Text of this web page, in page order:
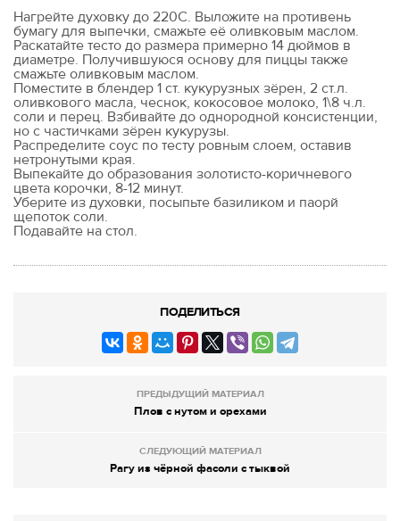
Нагрейте духовку до 220С. Выложите на противень
бумагу для выпечки, смажьте её оливковым маслом.
Раскатайте тесто до размера примерно 14 дюймов в
диаметре. Получившуюся основу для пиццы также
смажьте оливковым маслом.
Поместите в блендер 1 ст. кукурузных зёрен, 2 ст.л.
оливкового масла, чеснок, кокосовое молоко, 1\8 ч.л.
соли и перец. Взбивайте до однородной консистенции,
но с частичками зёрен кукурузы.
Распределите соус по тесту ровным слоем, оставив
нетронутыми края.
Выпекайте до образования золотисто-коричневого
цвета корочки, 8-12 минут.
Уберите из духовки, посыпьте базиликом и паорй
щепоток соли.
Подавайте на стол.
ПОДЕЛИТЬСЯ
ПРЕДЫДУЩИЙ МАТЕРИАЛ
Плов с нутом и орехами
СЛЕДУЮЩИЙ МАТЕРИАЛ
Рагу из чёрной фасоли с тыквой